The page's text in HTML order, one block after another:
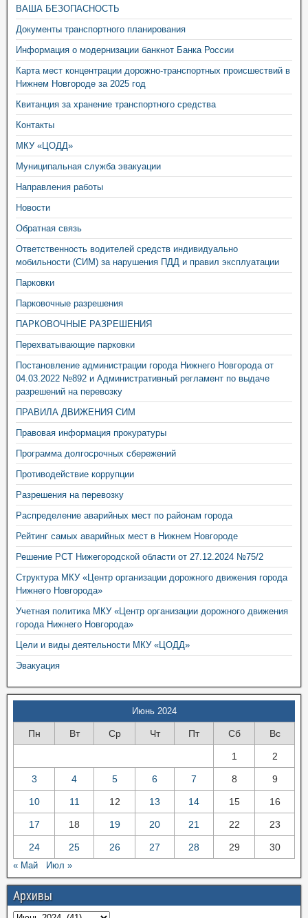
ВАША БЕЗОПАСНОСТЬ
Документы транспортного планирования
Информация о модернизации банкнот Банка России
Карта мест концентрации дорожно-транспортных происшествий в
Нижнем Новгороде за 2025 год
Квитанция за хранение транспортного средства
Контакты
МКУ «ЦОДД»
Муниципальная служба эвакуации
Направления работы
Новости
Обратная связь
Ответственность водителей средств индивидуально
мобильности (СИМ) за нарушения ПДД и правил эксплуатации
Парковки
Парковочные разрешения
ПАРКОВОЧНЫЕ РАЗРЕШЕНИЯ
Перехватывающие парковки
Постановление администрации города Нижнего Новгорода от
04.03.2022 №892 и Административный регламент по выдаче
разрешений на перевозку
ПРАВИЛА ДВИЖЕНИЯ СИМ
Правовая информация прокуратуры
Программа долгосрочных сбережений
Противодействие коррупции
Разрешения на перевозку
Распределение аварийных мест по районам города
Рейтинг самых аварийных мест в Нижнем Новгороде
Решение РСТ Нижегородской области от 27.12.2024 №75/2
Структура МКУ «Центр организации дорожного движения города
Нижнего Новгорода»
Учетная политика МКУ «Центр организации дорожного движения
города Нижнего Новгорода»
Цели и виды деятельности МКУ «ЦОДД»
Эвакуация
Июнь 2024
Пн Вт Ср Чт Пт Сб Вс
1 2
3 4 5 6 7 8 9
10 11 12 13 14 15 16
17 18 19 20 21 22 23
24 25 26 27 28 29 30
« Май Июл »
Архивы